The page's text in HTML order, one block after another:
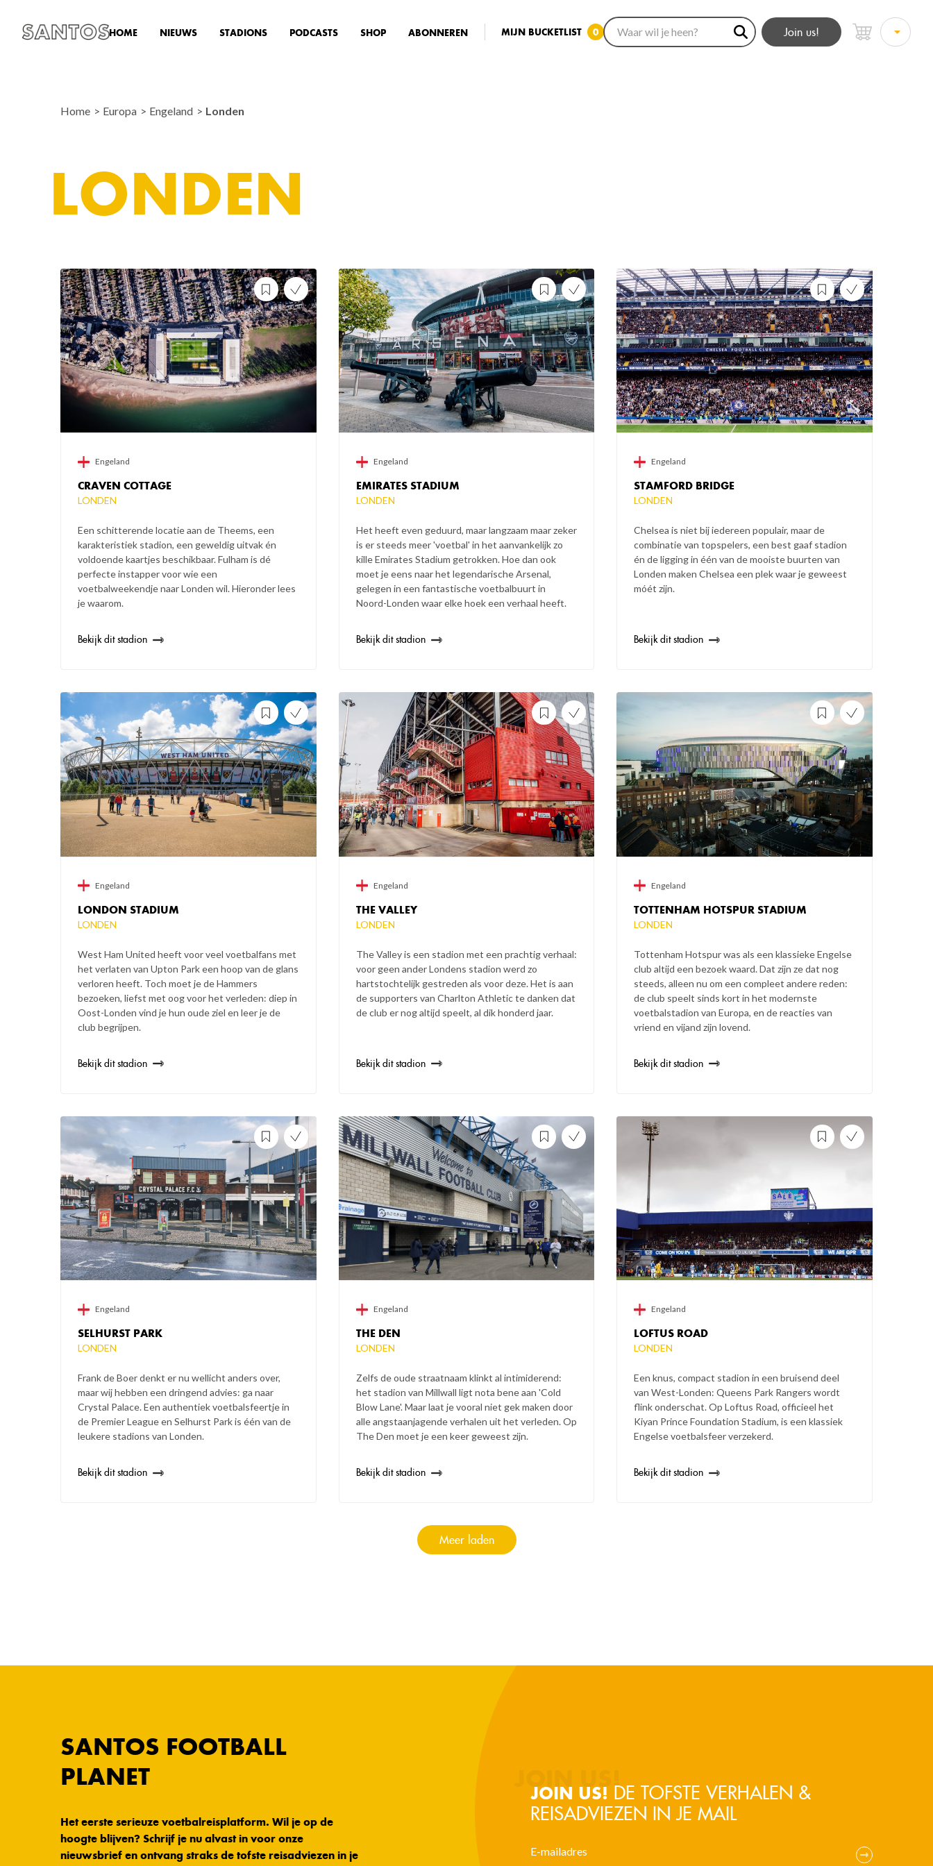
HOME NIEUWS STADIONS PODCASTS SHOP ABONNEREN MIJN BUCKETLIST 0 Join us!
Home Europa Engeland Londen
LONDEN
CRAVEN COTTAGE
LONDEN
Een schitterende locatie aan de Theems, een
karakteristiek stadion, een geweldig uitvak én
voldoende kaartjes beschikbaar. Fulham is dé
perfecte instapper voor wie een
voetbalweekendje naar Londen wil. Hieronder lees
je waarom.
Engeland
Bekijk dit stadion
EMIRATES STADIUM
LONDEN
Het heeft even geduurd, maar langzaam maar zeker
is er steeds meer 'voetbal' in het aanvankelijk zo
kille Emirates Stadium getrokken. Hoe dan ook
moet je eens naar het legendarische Arsenal,
gelegen in een fantastische voetbalbuurt in
Noord-Londen waar elke hoek een verhaal heeft.
Engeland
Bekijk dit stadion
STAMFORD BRIDGE
LONDEN
Chelsea is niet bij iedereen populair, maar de
combinatie van topspelers, een best gaaf stadion
én de ligging in één van de mooiste buurten van
Londen maken Chelsea een plek waar je geweest
móét zijn.
Engeland
Bekijk dit stadion
LONDON STADIUM
LONDEN
West Ham United heeft voor veel voetbalfans met
het verlaten van Upton Park een hoop van de glans
verloren heeft. Toch moet je de Hammers
bezoeken, liefst met oog voor het verleden: diep in
Oost-Londen vind je hun oude ziel en leer je de
club begrijpen.
Engeland
Bekijk dit stadion
THE VALLEY
LONDEN
The Valley is een stadion met een prachtig verhaal:
voor geen ander Londens stadion werd zo
hartstochtelijk gestreden als voor deze. Het is aan
de supporters van Charlton Athletic te danken dat
de club er nog altijd speelt, al dik honderd jaar.
Engeland
Bekijk dit stadion
TOTTENHAM HOTSPUR STADIUM
LONDEN
Tottenham Hotspur was als een klassieke Engelse
club altijd een bezoek waard. Dat zijn ze dat nog
steeds, alleen nu om een compleet andere reden:
de club speelt sinds kort in het modernste
voetbalstadion van Europa, en de reacties van
vriend en vijand zijn lovend.
Engeland
Bekijk dit stadion
SELHURST PARK
LONDEN
Frank de Boer denkt er nu wellicht anders over,
maar wij hebben een dringend advies: ga naar
Crystal Palace. Een authentiek voetbalsfeertje in
de Premier League en Selhurst Park is één van de
leukere stadions van Londen.
Engeland
Bekijk dit stadion
THE DEN
LONDEN
Zelfs de oude straatnaam klinkt al intimiderend:
het stadion van Millwall ligt nota bene aan 'Cold
Blow Lane'. Maar laat je vooral niet gek maken door
alle angstaanjagende verhalen uit het verleden. Op
The Den moet je een keer geweest zijn.
Engeland
Bekijk dit stadion
LOFTUS ROAD
LONDEN
Een knus, compact stadion in een bruisend deel
van West-Londen: Queens Park Rangers wordt
flink onderschat. Op Loftus Road, officieel het
Kiyan Prince Foundation Stadium, is een klassiek
Engelse voetbalsfeer verzekerd.
Engeland
Bekijk dit stadion
Meer laden
SANTOS FOOTBALL
PLANET
Het eerste serieuze voetbalreisplatform. Wil je op de
hoogte blijven? Schrijf je nu alvast in voor onze
nieuwsbrief en ontvang straks de tofste reisadviezen in je
JOIN US! DE TOFSTE VERHALEN &
REISADVIEZEN IN JE MAIL